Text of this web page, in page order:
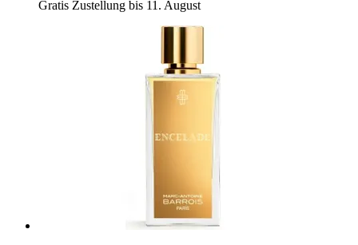
Gratis Zustellung bis 11. August